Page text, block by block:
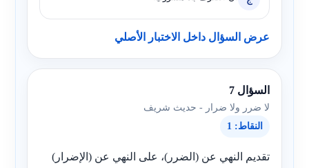
عرض السؤال داخل الاختبار الأصلي
السؤال 7
لا ضرر ولا ضرار - حديث شريف
النقاط: 1
تقديم النهي عن (الضرر)، على النهي عن (الإضرار)